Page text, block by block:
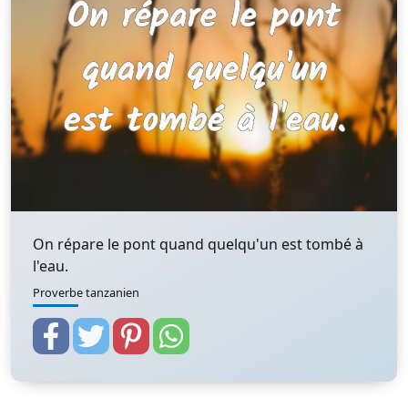
On répare le pont quand quelqu'un est tombé à
l'eau.
Proverbe tanzanien